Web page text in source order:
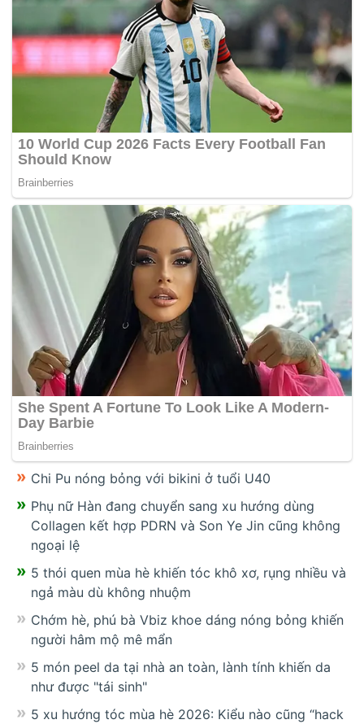
Chi Pu nóng bỏng với bikini ở tuổi U40
Phụ nữ Hàn đang chuyển sang xu hướng dùng
Collagen kết hợp PDRN và Son Ye Jin cũng không
ngoại lệ
5 thói quen mùa hè khiến tóc khô xơ, rụng nhiều và
ngả màu dù không nhuộm
Chớm hè, phú bà Vbiz khoe dáng nóng bỏng khiến
người hâm mộ mê mẩn
5 món peel da tại nhà an toàn, lành tính khiến da
như được "tái sinh"
5 xu hướng tóc mùa hè 2026: Kiểu nào cũng “hack